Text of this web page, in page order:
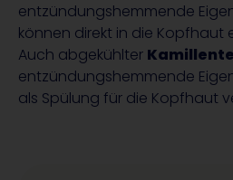
entzündungshemmende
können direkt in die Kopfhaut
Auch abgekühlter
entzündungshemmende
als Spülung für die Kopfhaut